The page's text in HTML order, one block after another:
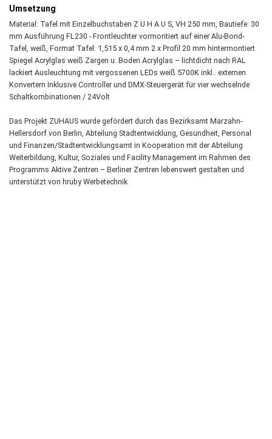
Umsetzung
Material: Tafel mit Einzelbuchstaben Z U H A U S, VH 250 mm, Bautiefe: 30
mm Ausführung FL230 - Frontleuchter vormontiert auf einer Alu-Bond-
Tafel, weiß, Format Tafel: 1,515 x 0,4 mm 2 x Profil 20 mm hintermontiert
Spiegel Acrylglas weiß Zargen u. Boden Acrylglas – lichtdicht nach RAL
lackiert Ausleuchtung mit vergossenen LEDs weiß 5700K inkl.. externen
Konvertern Inklusive Controller und DMX-Steuergerät für vier wechselnde
Schaltkombinationen / 24Volt
Das Projekt ZUHAUS wurde gefördert durch das Bezirksamt Marzahn-
Hellersdorf von Berlin, Abteilung Stadtentwicklung, Gesundheit, Personal
und Finanzen/Stadtentwicklungsamt in Kooperation mit der Abteilung
Weiterbildung, Kultur, Soziales und Facility Management im Rahmen des
Programms Aktive Zentren – Berliner Zentren lebenswert gestalten und
unterstützt von hruby Werbetechnik